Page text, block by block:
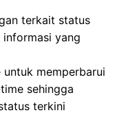
terkait status
yang
untuk memperbarui
sehingga
terkini